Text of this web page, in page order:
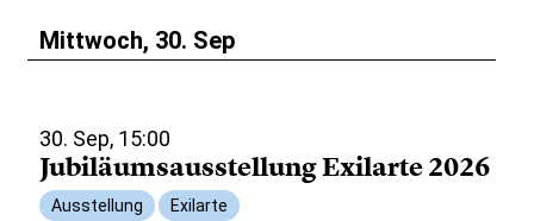
Mittwoch, 30. Sep
30. Sep, 15:00
Jubiläumsausstellung Exilarte 2026
Ausstellung Exilarte